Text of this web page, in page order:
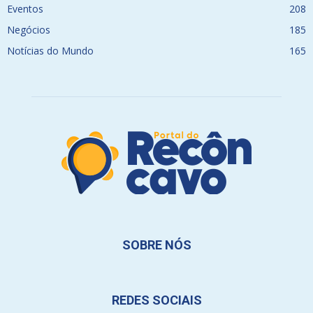
Eventos
208
Negócios
185
Notícias do Mundo
165
SOBRE NÓS
REDES SOCIAIS